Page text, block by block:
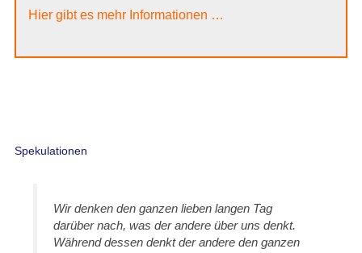
Hier gibt es mehr Informationen …
Spekulationen
Wir denken den ganzen lieben langen Tag
darüber nach, was der andere über uns denkt.
Während dessen denkt der andere den ganzen